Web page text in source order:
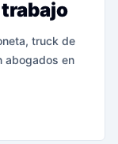
truck de
abogados en